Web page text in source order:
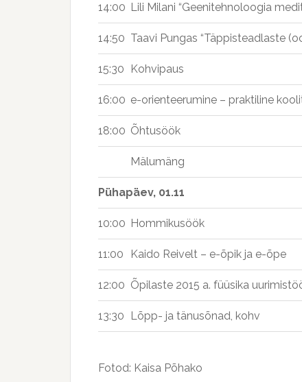
14:00 Lili Milani “Geenitehnoloogia
14:50 Taavi Pungas “Täppisteadlaste
15:30 Kohvipaus
16:00 e-orienteerumine – praktiline
18:00 Õhtusöök
Mälumäng
Pühapäev, 01.11
10:00 Hommikusöök
11:00 Kaido Reivelt – e-õpik ja e-õpe
12:00 Õpilaste 2015 a. füüsika
13:30 Lõpp- ja tänusõnad, kohv
Fotod: Kaisa Põhako